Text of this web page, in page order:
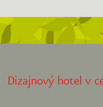
Dizajnový hotel v